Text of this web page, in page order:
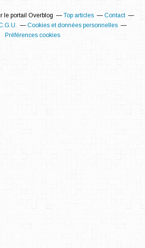
le portail Overblog Top articles
Contact
Cookies et données personnelles
Préférences cookies